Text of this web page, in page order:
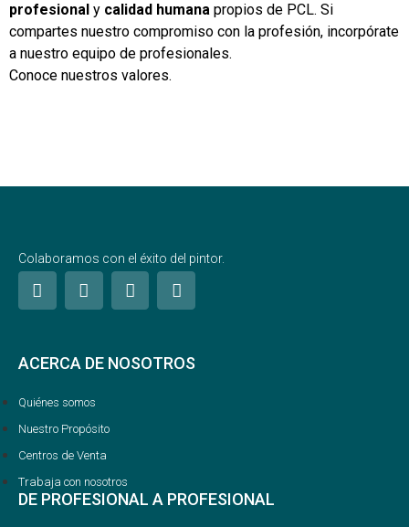
profesional y calidad humana propios de PCL. Si
compartes nuestro compromiso con la profesión, incorpórate
a nuestro equipo de profesionales.
Conoce nuestros valores.
Colaboramos con el éxito del pintor.
ACERCA DE NOSOTROS
Quiénes somos
Nuestro Propósito
Centros de Venta
Trabaja con nosotros
DE PROFESIONAL A PROFESIONAL